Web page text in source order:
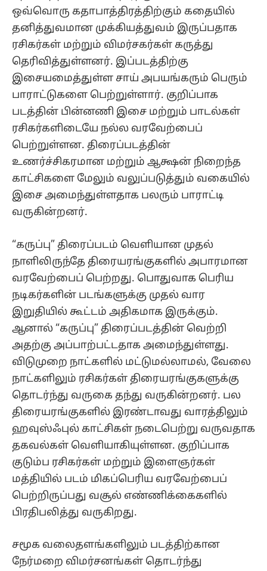
ஒவ்வொரு கதாபாத்திரத்திற்கும் கதையில்
தனித்துவமான முக்கியத்துவம் இருப்பதாக
ரசிகர்கள் மற்றும் விமர்சகர்கள் கருத்து
தெரிவித்துள்ளனர். இப்படத்திற்கு
இசையமைத்துள்ள சாய் அபயங்கரும் பெரும்
பாராட்டுகளை பெற்றுள்ளார். குறிப்பாக
படத்தின் பின்னணி இசை மற்றும் பாடல்கள்
ரசிகர்களிடையே நல்ல வரவேற்பைப்
பெற்றுள்ளன. திரைப்படத்தின்
உணர்ச்சிகரமான மற்றும் ஆக்ஷன் நிறைந்த
காட்சிகளை மேலும் வலுப்படுத்தும் வகையில்
இசை அமைந்துள்ளதாக பலரும் பாராட்டி
வருகின்றனர்.
“கருப்பு” திரைப்படம் வெளியான முதல்
நாளிலிருந்தே திரையரங்குகளில் அபாரமான
வரவேற்பைப் பெற்றது. பொதுவாக பெரிய
நடிகர்களின் படங்களுக்கு முதல் வார
இறுதியில் கூட்டம் அதிகமாக இருக்கும்.
ஆனால் “கருப்பு” திரைப்படத்தின் வெற்றி
அதற்கு அப்பாற்பட்டதாக அமைந்துள்ளது.
விடுமுறை நாட்களில் மட்டுமல்லாமல், வேலை
நாட்களிலும் ரசிகர்கள் திரையரங்குகளுக்கு
தொடர்ந்து வருகை தந்து வருகின்றனர். பல
திரையரங்குகளில் இரண்டாவது வாரத்திலும்
ஹவுஸ்ஃபுல் காட்சிகள் நடைபெற்று வருவதாக
தகவல்கள் வெளியாகியுள்ளன. குறிப்பாக
குடும்ப ரசிகர்கள் மற்றும் இளைஞர்கள்
மத்தியில் படம் மிகப்பெரிய வரவேற்பைப்
பெற்றிருப்பது வசூல் எண்ணிக்கைகளில்
பிரதிபலித்து வருகிறது.
சமூக வலைதளங்களிலும் படத்திற்கான
நேர்மறை விமர்சனங்கள் தொடர்ந்து